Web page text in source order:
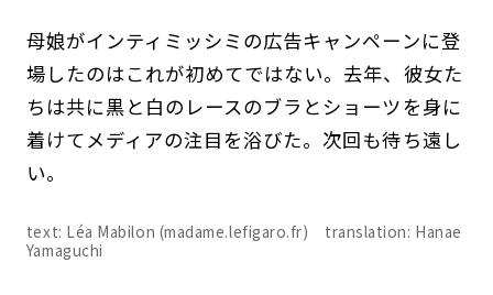
母娘がインティミッシミの広告キャンペーンに登
場したのはこれが初めてではない。去年、彼女た
ちは共に黒と白のレースのブラとショーツを身に
着けてメディアの注目を浴びた。次回も待ち遠し
い。
text: Léa Mabilon (madame.lefigaro.fr) translation: Hanae
Yamaguchi